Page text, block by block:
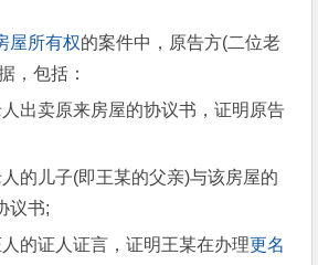
屋所有权的案件中，原告方(二位老
，包括：
卖原来房屋的协议书，证明原告
儿子(即王某的父亲)与该房屋的
议书;
证人证言，证明王某在办理更名